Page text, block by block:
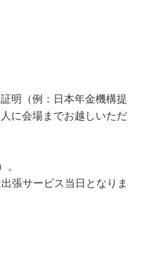
明（例：日本年金機構提
に会場までお越しいただ
。
張サービス当日となりま